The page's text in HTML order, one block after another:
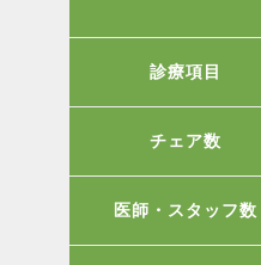
診療項目
チェア数
医師・スタッフ数